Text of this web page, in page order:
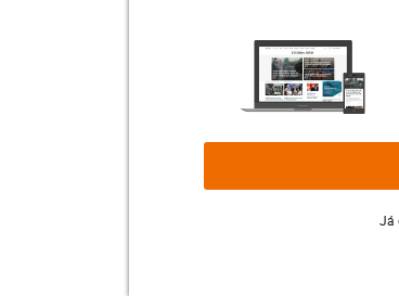
Apesar de os textos bíblicos
Já